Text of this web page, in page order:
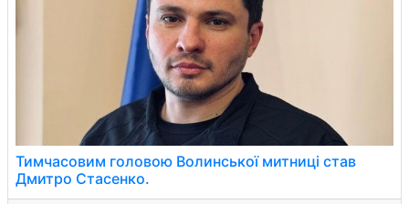
Тимчасовим головою Волинської митниці став
Дмитро Стасенко.